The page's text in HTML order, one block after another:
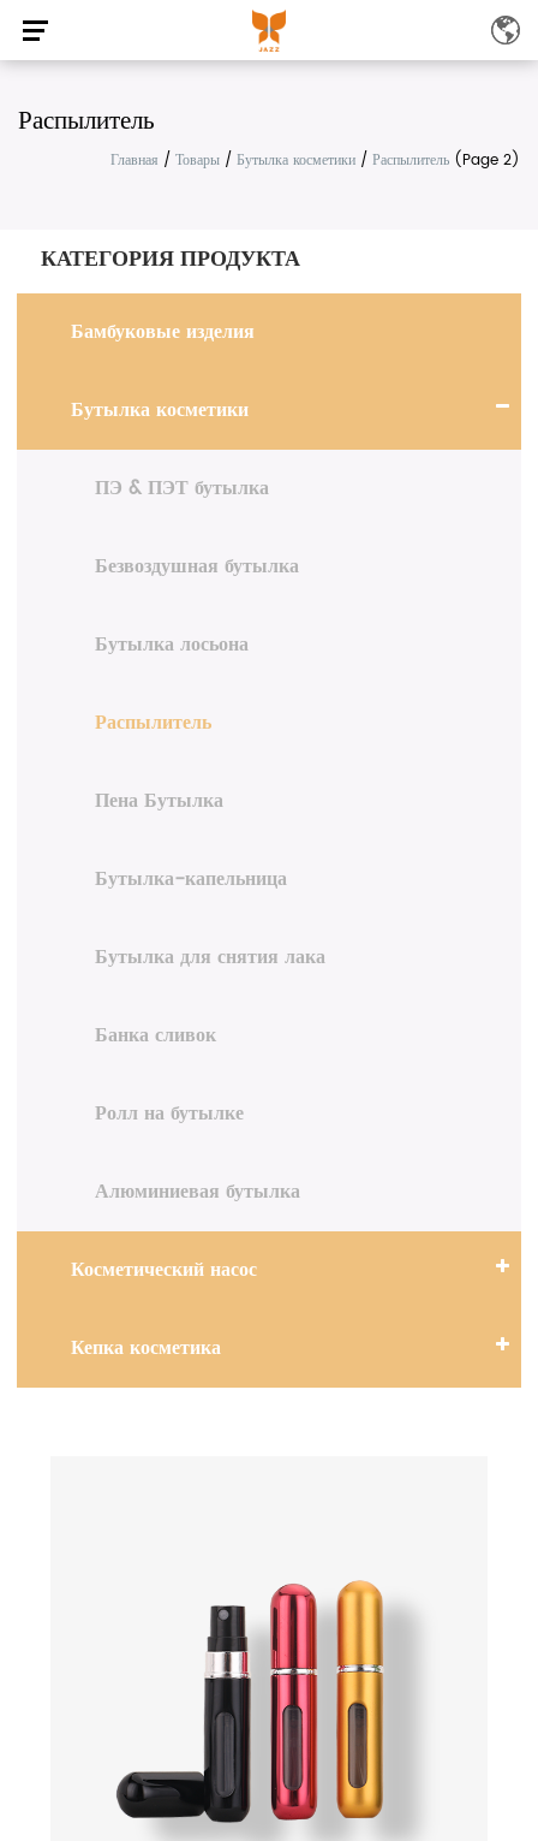
Распылитель
Главная / Товары / Бутылка косметики / Распылитель (Page 2)
КАТЕГОРИЯ ПРОДУКТА
Бамбуковые изделия
Бутылка косметики
ПЭ & ПЭТ бутылка
Безвоздушная бутылка
Бутылка лосьона
Распылитель
Пена Бутылка
Бутылка-капельница
Бутылка для снятия лака
Банка сливок
Ролл на бутылке
Алюминиевая бутылка
Косметический насос
Кепка косметика